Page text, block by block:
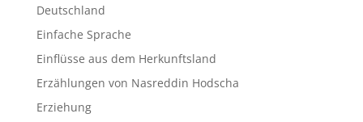
Deutschland
Einfache Sprache
Einflüsse aus dem Herkunftsland
Erzählungen von Nasreddin Hodscha
Erziehung